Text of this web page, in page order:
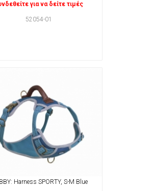
για να δείτε τιμές
52054-01
Harness SPORTY, S-M Blue